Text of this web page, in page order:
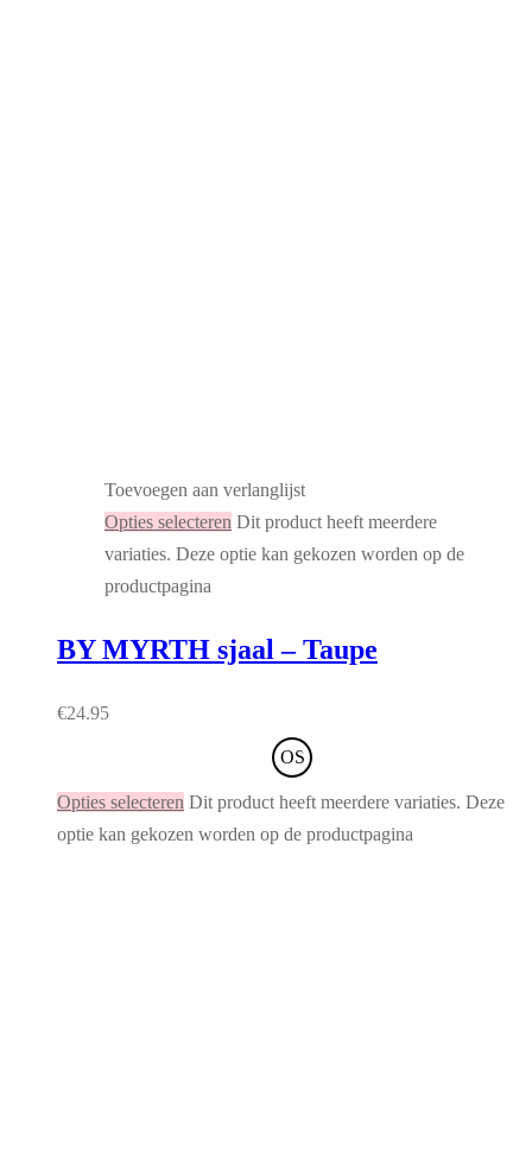
Toevoegen aan verlanglijst
Opties selecteren Dit product heeft meerdere
variaties. Deze optie kan gekozen worden op de
productpagina
BY MYRTH sjaal – Taupe
€24.95
OS
Opties selecteren Dit product heeft meerdere variaties. Deze
optie kan gekozen worden op de productpagina